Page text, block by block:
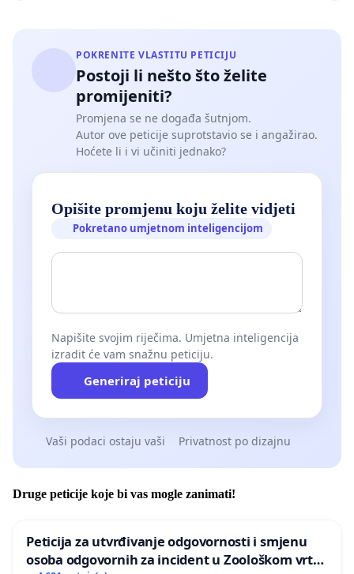
POKRENITE VLASTITU PETICIJU
Postoji li nešto što želite
promijeniti?
Promjena se ne događa šutnjom.
Autor ove peticije suprotstavio se i angažirao.
Hoćete li i vi učiniti jednako?
Opišite promjenu koju želite vidjeti
Pokretano umjetnom inteligencijom
Napišite svojim riječima. Umjetna inteligencija
izradit će vam snažnu peticiju.
Generiraj peticiju
Vaši podaci ostaju vaši Privatnost po dizajnu
Druge peticije koje bi vas mogle zanimati!
Peticija za utvrđivanje odgovornosti i smjenu
osoba odgovornih za incident u Zoološkom vrtu